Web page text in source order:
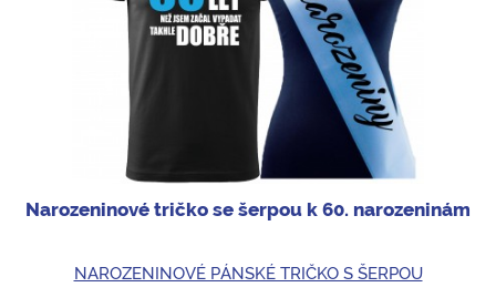
Narozeninové tričko se šerpou k 60. narozeninám
NAROZENINOVÉ PÁNSKÉ TRIČKO S ŠERPOU